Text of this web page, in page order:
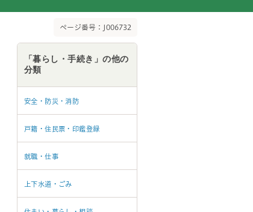
ページ番号：J006732
「暮らし・手続き」の他の
分類
安全・防災・消防
戸籍・住民票・印鑑登録
就職・仕事
上下水道・ごみ